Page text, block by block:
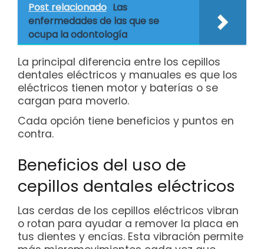
Post relacionado Las
enfermedades de las que se
ocupa la odontología
La principal diferencia entre los cepillos
dentales eléctricos y manuales es que los
eléctricos tienen motor y baterías o se
cargan para moverlo.
Cada opción tiene beneficios y puntos en
contra.
Beneficios del uso de
cepillos dentales eléctricos
Las cerdas de los cepillos eléctricos vibran
o rotan para ayudar a remover la placa en
tus dientes y encías. Esta vibración permite